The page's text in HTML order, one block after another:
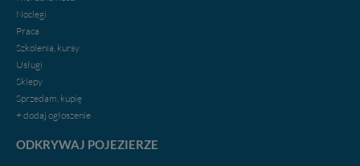
Noclegi
Praca
Szkolenia, kursy
Usługi
Sklepy
Sprzedam, kupię
+ dodaj ogłoszenie
ODKRYWAJ POJEZIERZE